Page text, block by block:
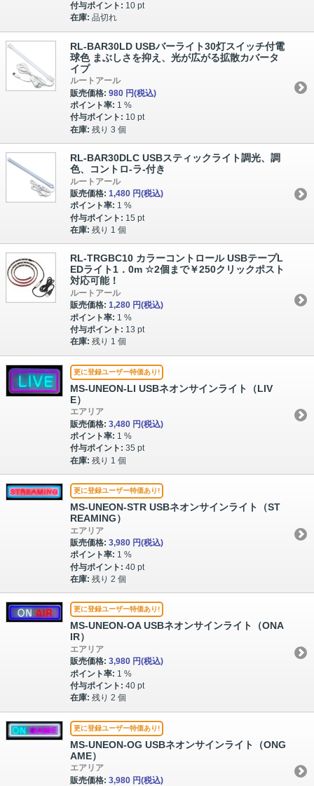
付与ポイント: 10 pt
在庫: 品切れ
RL-BAR30LD USBバーライト30灯スイッチ付電
球色 まぶしさを抑え、光が広がる拡散カバータ
イプ
ルートアール
販売価格: 980 円(税込)
ポイント率: 1 %
付与ポイント: 10 pt
在庫: 残り 3 個
RL-BAR30DLC USBスティックライト調光、調
色、コントロ-ラ-付き
ルートアール
販売価格: 1,480 円(税込)
ポイント率: 1 %
付与ポイント: 15 pt
在庫: 残り 1 個
RL-TRGBC10 カラーコントロール USBテープL
EDライト1．0m ☆2個まで￥250クリックポスト
対応可能！
ルートアール
販売価格: 1,280 円(税込)
ポイント率: 1 %
付与ポイント: 13 pt
在庫: 残り 1 個
更に登録ユーザー特価あり!
MS-UNEON-LI USBネオンサインライト（LIV
E）
エアリア
販売価格: 3,480 円(税込)
ポイント率: 1 %
付与ポイント: 35 pt
在庫: 残り 1 個
更に登録ユーザー特価あり!
MS-UNEON-STR USBネオンサインライト（ST
REAMING）
エアリア
販売価格: 3,980 円(税込)
ポイント率: 1 %
付与ポイント: 40 pt
在庫: 残り 2 個
更に登録ユーザー特価あり!
MS-UNEON-OA USBネオンサインライト（ONA
IR）
エアリア
販売価格: 3,980 円(税込)
ポイント率: 1 %
付与ポイント: 40 pt
在庫: 残り 2 個
更に登録ユーザー特価あり!
MS-UNEON-OG USBネオンサインライト（ONG
AME）
エアリア
販売価格: 3,980 円(税込)